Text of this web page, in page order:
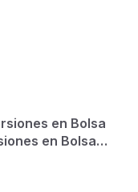
en Bolsa
en Bolsa